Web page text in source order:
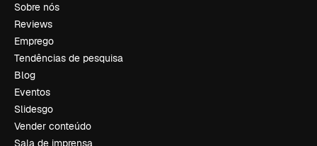
Sobre nós
Reviews
Emprego
Tendências de pesquisa
Blog
Eventos
Slidesgo
Vender conteúdo
Sala de imprensa